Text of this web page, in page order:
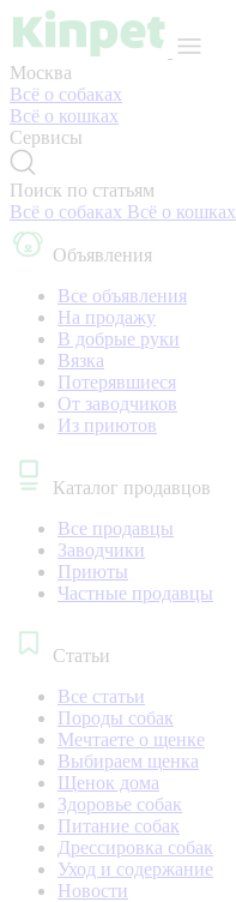
Москва
Всё о собаках
Всё о кошках
Сервисы
Поиск по статьям
Всё о собаках Всё о кошках
Объявления
Все объявления
На продажу
В добрые руки
Вязка
Потерявшиеся
От заводчиков
Из приютов
Каталог продавцов
Все продавцы
Заводчики
Приюты
Частные продавцы
Статьи
Все статьи
Породы собак
Мечтаете о щенке
Выбираем щенка
Щенок дома
Здоровье собак
Питание собак
Дрессировка собак
Уход и содержание
Новости